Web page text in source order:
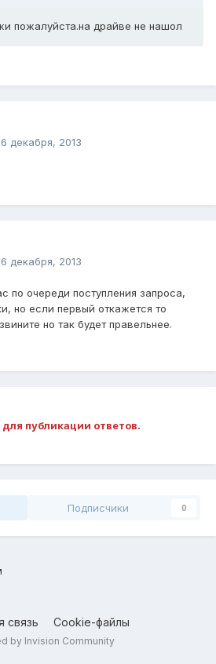
пожалуйста.на драйве не нашол
декабря, 2013
декабря, 2013
по очереди поступления запроса,
но если первый откажется то
но так будет правельнее.
публикации ответов.
Подписчики 0
связь Cookie-файлы
by Invision Community